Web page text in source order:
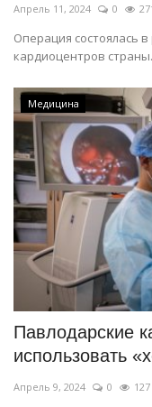
Апрель 11, 2024 0
Операция состоялась
кардиоцентров страны.
Медицина
Павлодарские
использовать
Апрель 9, 2024 0 127